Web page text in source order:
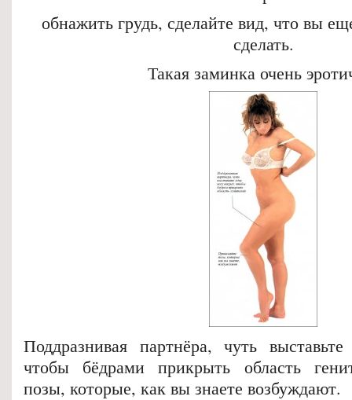
обнажить грудь, сделайте вид, что вы
сделать.
Такая заминка очень
Поддразнивая партнёра, чуть
чтобы бёдрами прикрыть область
позы, которые, как вы знаете возбуждают.